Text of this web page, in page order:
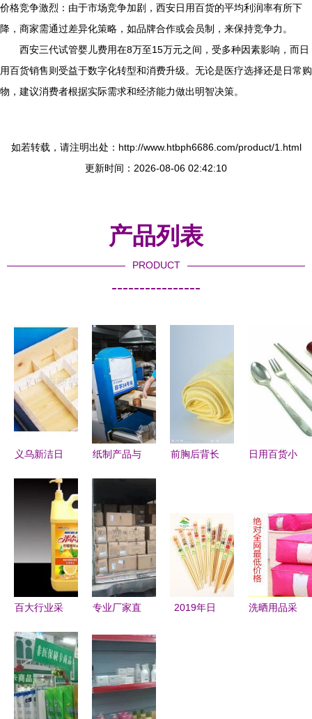
价格竞争激烈：由于市场竞争加剧，西安日用百货的平均利润率有所下
降，商家需通过差异化策略，如品牌合作或会员制，来保持竞争力。
西安三代试管婴儿费用在8万至15万元之间，受多种因素影响，而日
用百货销售则受益于数字化转型和消费升级。无论是医疗选择还是日常购
物，建议消费者根据实际需求和经济能力做出明智决策。
如若转载，请注明出处：http://www.htbph6686.com/product/1.html
更新时间：2026-08-06 02:42:10
产品列表
PRODUCT
----------------
义乌新洁日
一站式广告
促销礼品与
日用百货采
纸制产品与
可或缺的销
售双星
前胸后背长
肤与日常用
品选购指南
日用百货小
代理拿货与
零售双轨并
行
百大行业采
天狼网引领
日用品与机
械设备供应
商机
专业厂家直
800ml阿道
夫洗发水，
源头供应实
力保障
2019年日
洗晒用品采